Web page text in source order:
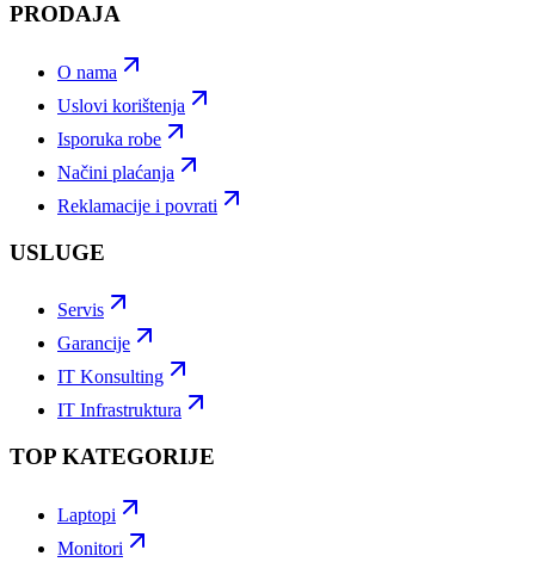
PRODAJA
O nama
Uslovi korištenja
Isporuka robe
Načini plaćanja
Reklamacije i povrati
USLUGE
Servis
Garancije
IT Konsulting
IT Infrastruktura
TOP KATEGORIJE
Laptopi
Monitori